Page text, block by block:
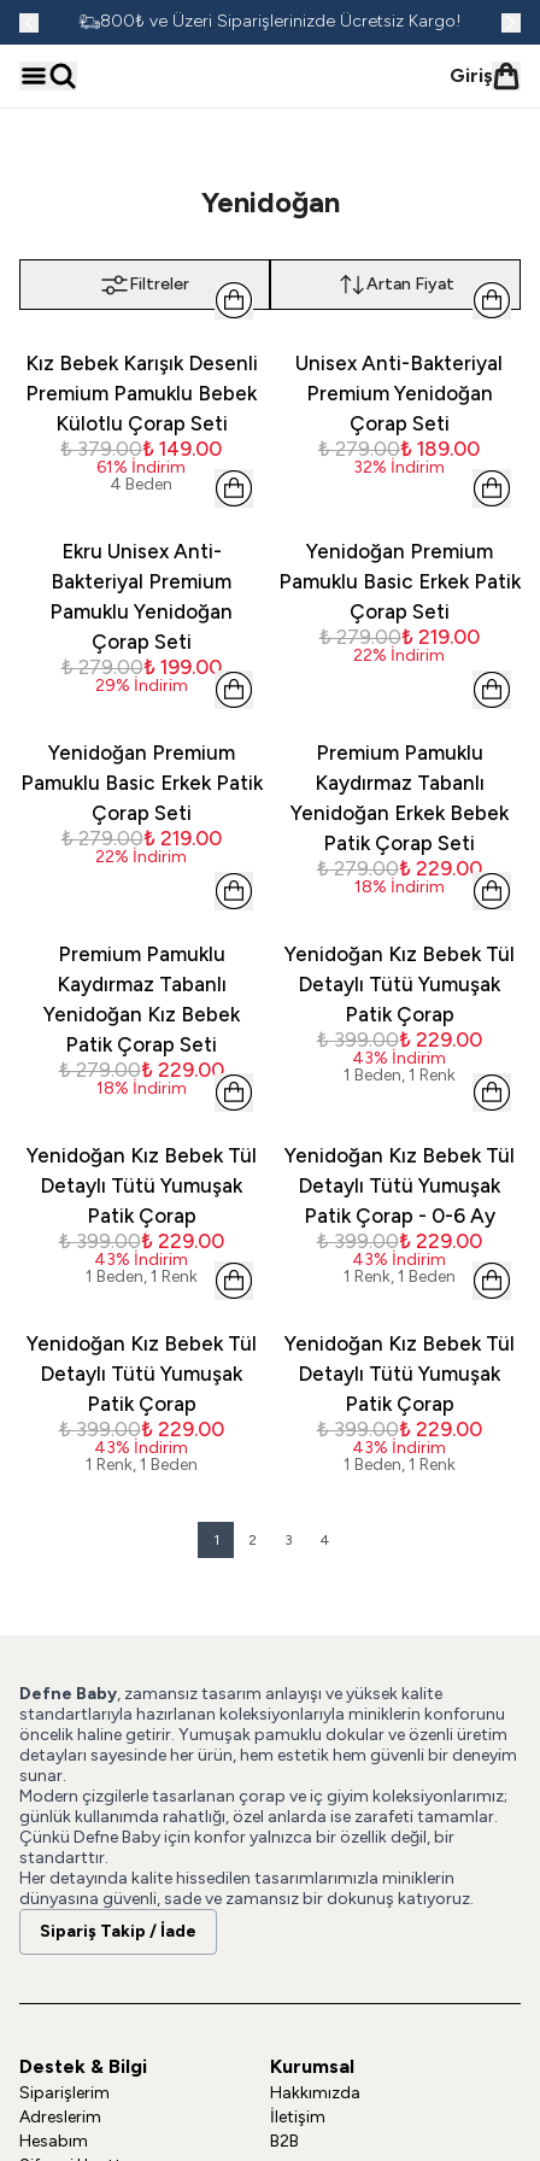
800₺ ve Üzeri Siparişlerinizde Ücretsiz Kargo!
Giriş
Yenidoğan
Filtreler Artan Fiyat
Kız Bebek Karışık Desenli
Premium Pamuklu Bebek
Külotlu Çorap Seti
₺ 379.00₺ 149.00
61% İndirim
4 Beden
Unisex Anti-Bakteriyal
Premium Yenidoğan
Çorap Seti
₺ 279.00₺ 189.00
32% İndirim
Ekru Unisex Anti-
Bakteriyal Premium
Pamuklu Yenidoğan
Çorap Seti
₺ 279.00₺ 199.00
29% İndirim
Yenidoğan Premium
Pamuklu Basic Erkek Patik
Çorap Seti
₺ 279.00₺ 219.00
22% İndirim
Yenidoğan Premium
Pamuklu Basic Erkek Patik
Çorap Seti
₺ 279.00₺ 219.00
22% İndirim
Premium Pamuklu
Kaydırmaz Tabanlı
Yenidoğan Erkek Bebek
Patik Çorap Seti
₺ 279.00₺ 229.00
18% İndirim
Premium Pamuklu
Kaydırmaz Tabanlı
Yenidoğan Kız Bebek
Patik Çorap Seti
₺ 279.00₺ 229.00
18% İndirim
Yenidoğan Kız Bebek Tül
Detaylı Tütü Yumuşak
Patik Çorap
₺ 399.00₺ 229.00
43% İndirim
1 Beden, 1 Renk
Yenidoğan Kız Bebek Tül
Detaylı Tütü Yumuşak
Patik Çorap
₺ 399.00₺ 229.00
43% İndirim
1 Beden, 1 Renk
Yenidoğan Kız Bebek Tül
Detaylı Tütü Yumuşak
Patik Çorap - 0-6 Ay
₺ 399.00₺ 229.00
43% İndirim
1 Renk, 1 Beden
Yenidoğan Kız Bebek Tül
Detaylı Tütü Yumuşak
Patik Çorap
₺ 399.00₺ 229.00
43% İndirim
1 Renk, 1 Beden
Yenidoğan Kız Bebek Tül
Detaylı Tütü Yumuşak
Patik Çorap
₺ 399.00₺ 229.00
43% İndirim
1 Beden, 1 Renk
1 2 3 4
Defne Baby, zamansız tasarım anlayışı ve yüksek kalite
standartlarıyla hazırlanan koleksiyonlarıyla miniklerin konforunu
öncelik haline getirir. Yumuşak pamuklu dokular ve özenli üretim
detayları sayesinde her ürün, hem estetik hem güvenli bir deneyim
sunar.
Modern çizgilerle tasarlanan çorap ve iç giyim koleksiyonlarımız;
günlük kullanımda rahatlığı, özel anlarda ise zarafeti tamamlar.
Çünkü Defne Baby için konfor yalnızca bir özellik değil, bir
standarttır.
Her detayında kalite hissedilen tasarımlarımızla miniklerin
dünyasına güvenli, sade ve zamansız bir dokunuş katıyoruz.
Sipariş Takip / İade
Destek & Bilgi
Siparişlerim
Adreslerim
Hesabım
Kurumsal
Hakkımızda
İletişim
B2B